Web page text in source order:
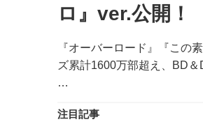
ロ』ver.公開！
『オーバーロード』『この
ズ累計1600万部超え、BD
…
注目記事